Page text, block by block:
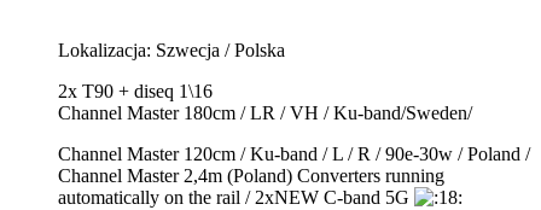
Lokalizacja: Szwecja / Polska
2x T90 + diseq 1\16
Channel Master 180cm / LR / VH / Ku-band/Sweden/
Channel Master 120cm / Ku-band / L / R / 90e-30w / Poland /
Channel Master 2,4m (Poland) Converters running
automatically on the rail / 2xNEW C-band 5G